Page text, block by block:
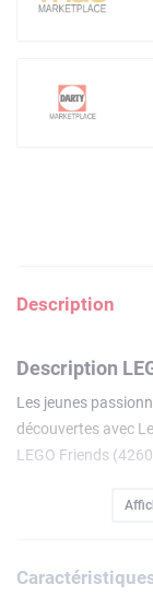
Description
Description
Les jeunes
découvertes avec
LEGO Friends
véhicule 4x4 avec
décorer l'arrière-